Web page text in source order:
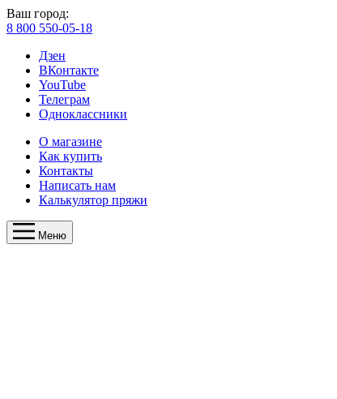
Ваш город:
8 800 550-05-18
Дзен
ВКонтакте
YouTube
Телеграм
Одноклассники
О магазине
Как купить
Контакты
Написать нам
Калькулятор пряжи
Меню